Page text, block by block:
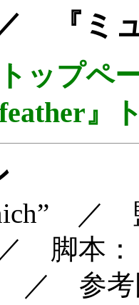
『ミュ
トップペ
feather
／
脚本：
／ 参考